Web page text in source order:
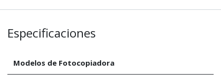
Especificaciones
Modelos de Fotocopiadora